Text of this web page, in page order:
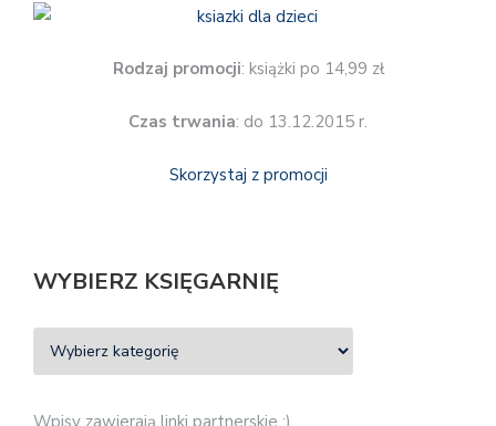
Rodzaj promocji: książki po 14,99 zł
Czas trwania: do 13.12.2015 r.
Skorzystaj z promocji
WYBIERZ KSIĘGARNIĘ
Wpisy zawierają linki partnerskie :)